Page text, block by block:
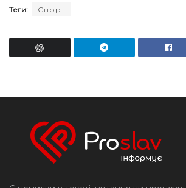
Теги: Спорт